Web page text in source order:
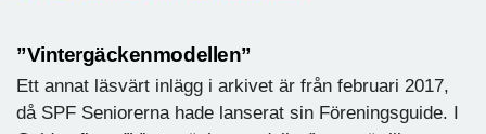
”Vintergäckenmodellen”
Ett annat läsvärt inlägg i arkivet är från februari 2017,
då SPF Seniorerna hade lanserat sin Föreningsguide. I